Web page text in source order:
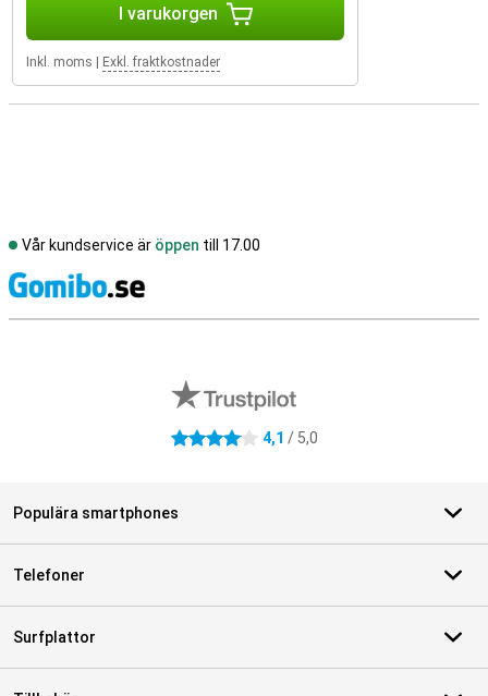
I varukorgen
Inkl. moms Exkl. fraktkostnader
Vår kundservice är öppen till 17.00
4.1 stjärnor 4,1 / 5,0
Populära smartphones
Telefoner
Surfplattor